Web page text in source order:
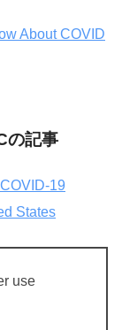
About COVID
の記事
19
States
use